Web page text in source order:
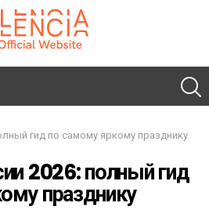
гид по самому яркому празднику
2026: полный гид
празднику